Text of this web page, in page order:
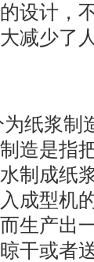
设计，
减少了
浆制
造是指
制成纸
成型机
生产出
干或者